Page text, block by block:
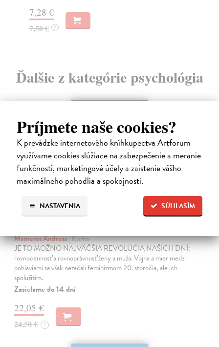
Príjmete naše cookies?
K prevádzke internetového kníhkupectva Artforum
využívame cookies slúžiace na zabezpečenie a meranie
funkčnosti, marketingové účely a zaistenie vášho
maximálneho pohodlia a spokojnosti.
SÚHLASÍM
NASTAVENIA
7,28 €
7,50 € ?
Ďalšie z kategórie psychológia
Marneros Andreas| Kniha
JE TO MOŽNO NAJVÄČŠIA REVOLÚCIA NAŠICH DNÍ:
rovnocennosť a rovnoprávnosť ženy a muža. Vojna a mier medzi
pohlaviami sa však nezačali feminizmom 20. storočia, ale ich
spolužitím.
Zasielame do 14 dní
22,05 €
24,50 € ?